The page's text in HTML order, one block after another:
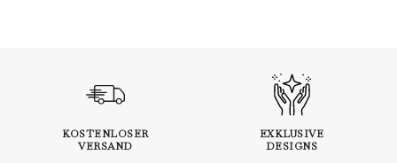
KOSTENLOSER
VERSAND
EXKLUSIVE
DESIGNS